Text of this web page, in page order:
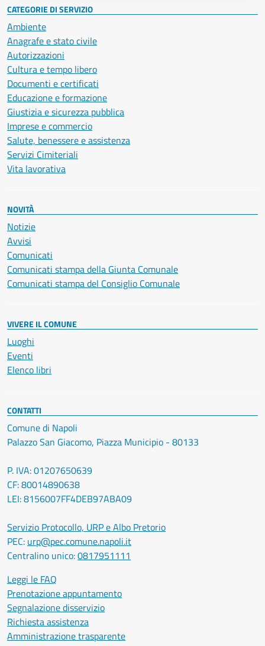
CATEGORIE DI SERVIZIO
Ambiente
Anagrafe e stato civile
Autorizzazioni
Cultura e tempo libero
Documenti e certificati
Educazione e formazione
Giustizia e sicurezza pubblica
Imprese e commercio
Salute, benessere e assistenza
Servizi Cimiteriali
Vita lavorativa
NOVITÀ
Notizie
Avvisi
Comunicati
Comunicati stampa della Giunta Comunale
Comunicati stampa del Consiglio Comunale
VIVERE IL COMUNE
Luoghi
Eventi
Elenco libri
CONTATTI
Comune di Napoli
Palazzo San Giacomo, Piazza Municipio - 80133
P. IVA: 01207650639
CF: 80014890638
LEI: 8156007FF4DEB97ABA09
Servizio Protocollo, URP e Albo Pretorio
PEC: urp@pec.comune.napoli.it
Centralino unico:0817951111
Leggi le FAQ
Prenotazione appuntamento
Segnalazione disservizio
Richiesta assistenza
Amministrazione trasparente